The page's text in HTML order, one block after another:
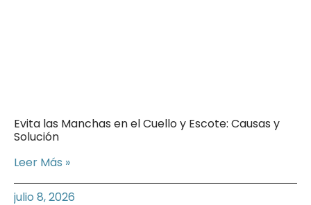
Evita las Manchas en el Cuello y Escote: Causas y
Solución
Leer Más »
julio 8, 2026